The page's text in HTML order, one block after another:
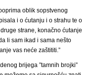
oblik sopstvenog
i o ćutanju i o strahu te o
strane, konačno ćutanje
li sam ikad i sama nešto
vas neće zaštititi.”
brijega ”tamnih brojki”